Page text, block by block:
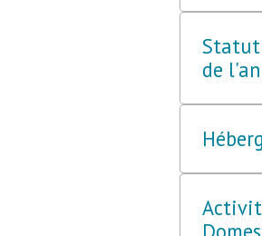
de